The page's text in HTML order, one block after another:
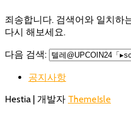
죄송합니다. 검색어와 일치하
다시 해보세요.
다음 검색:
공지사항
Hestia | 개발자 ThemeIsle